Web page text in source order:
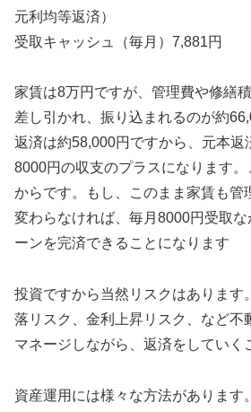
元利均等返済）
受取キャッシュ（毎月）7,881円
家賃は8万円ですが、管理費や修繕
差し引かれ、振り込まれるのが約
返済は約58,000円ですから、元本返
8000円の収支のプラスになります
からです。もし、このまま家賃も管
変わらなければ、毎月8000円受取
ーンを完済できることになります
投資ですから当然リスクはあります
落リスク、金利上昇リスク、など不
マネージしながら、返済をしていく
資産運用には様々な方法があります